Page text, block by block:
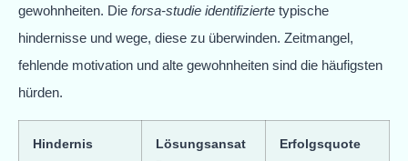
gewohnheiten. Die forsa-studie identifizierte typische
hindernisse und wege, diese zu überwinden. Zeitmangel,
fehlende motivation und alte gewohnheiten sind die häufigsten
hürden.
Hindernis
Lösungsansat
Erfolgsquote